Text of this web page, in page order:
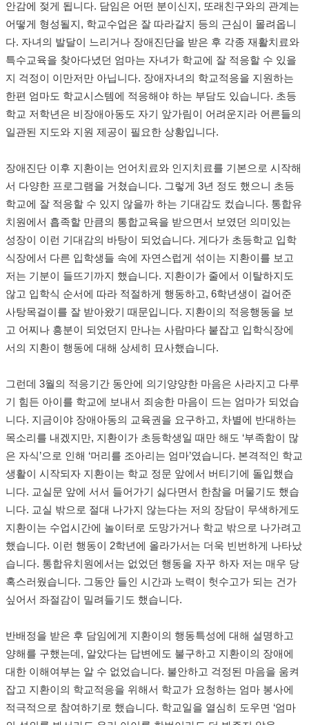
안감에 젖게 됩니다. 담임은 어떤 분이신지, 또래친구와의 관계는
어떻게 형성될지, 학교수업은 잘 따라갈지 등의 근심이 몰려옵니
다. 자녀의 발달이 느리거나 장애진단을 받은 후 각종 재활치료와
특수교육을 찾아다녔던 엄마는 자녀가 학교에 잘 적응할 수 있을
지 걱정이 이만저만 아닙니다. 장애자녀의 학교적응을 지원하는
한편 엄마도 학교시스템에 적응해야 하는 부담도 있습니다. 초등
학교 저학년은 비장애아동도 자기 앞가림이 어려운지라 어른들의
일관된 지도와 지원 제공이 필요한 상황입니다.
장애진단 이후 지환이는 언어치료와 인지치료를 기본으로 시작해
서 다양한 프로그램을 거쳤습니다. 그렇게 3년 정도 했으니 초등
학교에 잘 적응할 수 있지 않을까 하는 기대감도 컸습니다. 통합유
치원에서 흡족할 만큼의 통합교육을 받으면서 보였던 의미있는
성장이 이런 기대감의 바탕이 되었습니다. 게다가 초등학교 입학
식장에서 다른 입학생들 속에 자연스럽게 섞이는 지환이를 보고
저는 기분이 들뜨기까지 했습니다. 지환이가 줄에서 이탈하지도
않고 입학식 순서에 따라 적절하게 행동하고, 6학년생이 걸어준
사탕목걸이를 잘 받아왔기 때문입니다. 지환이의 적응행동을 보
고 어찌나 흥분이 되었던지 만나는 사람마다 붙잡고 입학식장에
서의 지환이 행동에 대해 상세히 묘사했습니다.
그런데 3월의 적응기간 동안에 의기양양한 마음은 사라지고 다루
기 힘든 아이를 학교에 보내서 죄송한 마음이 드는 엄마가 되었습
니다. 지금이야 장애아동의 교육권을 요구하고, 차별에 반대하는
목소리를 내겠지만, 지환이가 초등학생일 때만 해도 ‘부족함이 많
은 자식’으로 인해 ‘머리를 조아리는 엄마’였습니다. 본격적인 학교
생활이 시작되자 지환이는 학교 정문 앞에서 버티기에 돌입했습
니다. 교실문 앞에 서서 들어가기 싫다면서 한참을 머물기도 했습
니다. 교실 밖으로 절대 나가지 않는다는 저의 장담이 무색하게도
지환이는 수업시간에 놀이터로 도망가거나 학교 밖으로 나가려고
했습니다. 이런 행동이 2학년에 올라가서는 더욱 빈번하게 나타났
습니다. 통합유치원에서는 없었던 행동을 자꾸 하자 저는 매우 당
혹스러웠습니다. 그동안 들인 시간과 노력이 헛수고가 되는 건가
싶어서 좌절감이 밀려들기도 했습니다.
반배정을 받은 후 담임에게 지환이의 행동특성에 대해 설명하고
양해를 구했는데, 알았다는 답변에도 불구하고 지환이의 장애에
대한 이해여부는 알 수 없었습니다. 불안하고 걱정된 마음을 움켜
잡고 지환이의 학교적응을 위해서 학교가 요청하는 엄마 봉사에
적극적으로 참여하기로 했습니다. 학교일을 열심히 도우면 ‘엄마